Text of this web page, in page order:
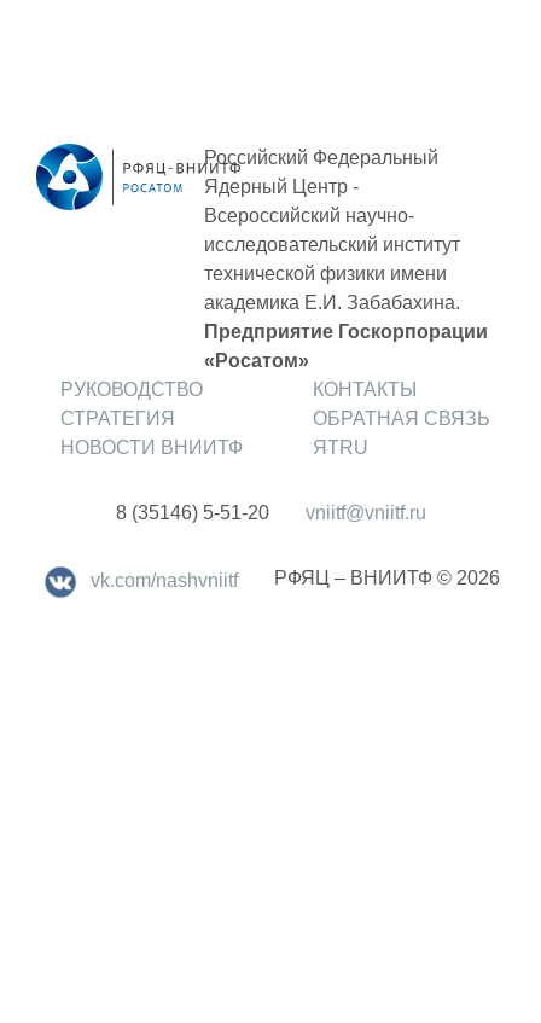
Российский Федеральный
Ядерный Центр -
Всероссийский научно-
исследовательский институт
технической физики имени
академика Е.И. Забабахина.
Предприятие Госкорпорации
«Росатом»
РУКОВОДСТВО
СТРАТЕГИЯ
НОВОСТИ ВНИИТФ
КОНТАКТЫ
ОБРАТНАЯ СВЯЗЬ
ЯТRU
8 (35146) 5-51-20 vniitf@vniitf.ru
vk.com/nashvniitf РФЯЦ – ВНИИТФ © 2026